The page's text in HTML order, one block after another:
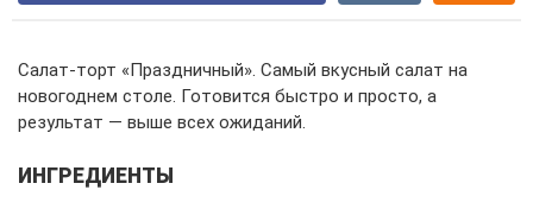
Салат-торт «Праздничный». Самый вкусный салат на
новогоднем столе. Готовится быстро и просто, а
результат — выше всех ожиданий.
ИНГРЕДИЕНТЫ